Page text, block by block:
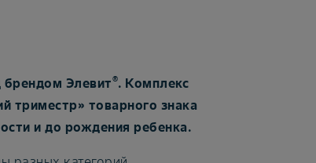
брендом Элевит®. Комплекс
триместр» товарного знака
и до рождения ребенка.